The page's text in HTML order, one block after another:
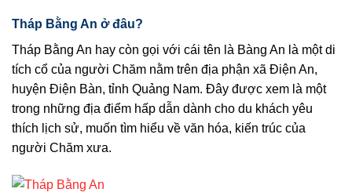
Tháp Bằng An ở đâu?
Tháp Bằng An hay còn gọi với cái tên là Bàng An là một di
tích cổ của người Chăm nằm trên địa phận xã Điện An,
huyện Điện Bàn, tỉnh Quảng Nam. Đây được xem là một
trong những địa điểm hấp dẫn dành cho du khách yêu
thích lịch sử, muốn tìm hiểu về văn hóa, kiến trúc của
người Chăm xưa.